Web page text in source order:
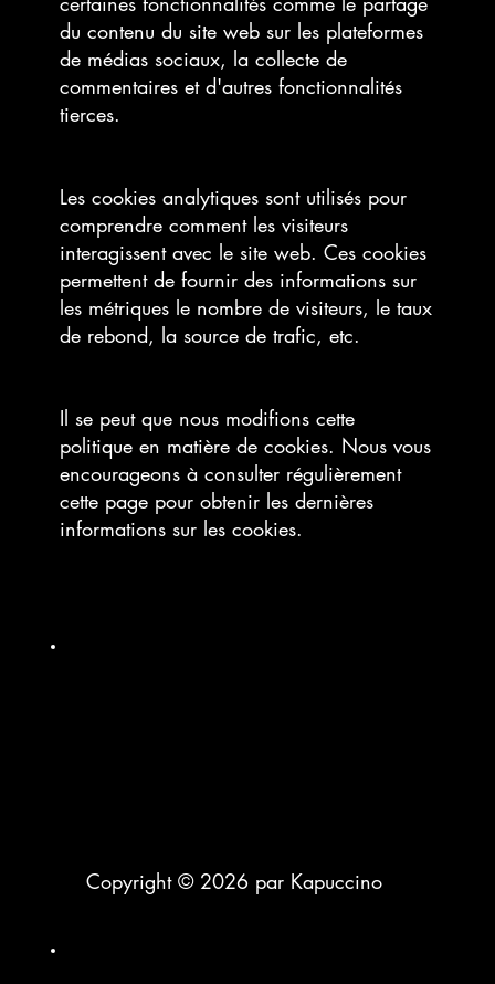
du contenu du site web sur les plateformes
de médias sociaux, la collecte de
commentaires et d'autres fonctionnalités
tierces.
Les cookies analytiques sont utilisés pour
comprendre comment les visiteurs
interagissent avec le site web. Ces cookies
permettent de fournir des informations sur
les métriques le nombre de visiteurs, le taux
de rebond, la source de trafic, etc.
Il se peut que nous modifions cette
politique en matière de cookies. Nous vous
encourageons à consulter régulièrement
cette page pour obtenir les dernières
informations sur les cookies.
Copyright © 2026 par Kapuccino